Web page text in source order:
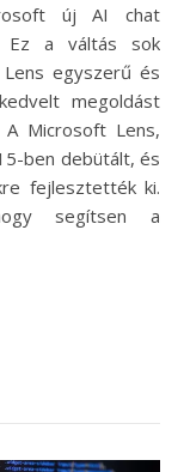
új AI chat
Ez a váltás sok
egyszerű és
megoldást
Microsoft Lens,
ben debütált, és
fejlesztették ki.
segítsen a